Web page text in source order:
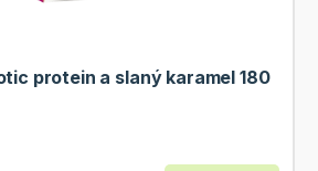
protein a slaný karamel 180